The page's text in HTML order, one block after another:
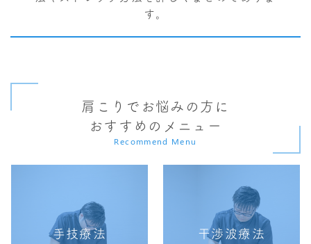
す。
肩こりでお悩みの方に
おすすめのメニュー
Recommend Menu
手技療法 干渉波療法